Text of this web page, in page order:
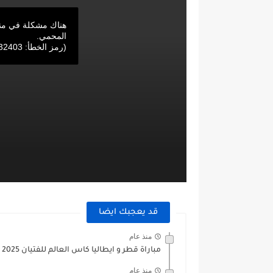
‏هناك مشكلة في
المحمي.
(‏رمز الخطأ: 232403)
قد يعجبك ايضا
منذ عام
مباراة قطر و ايطاليا كاس العالم للفتيان 2025
منذ عام